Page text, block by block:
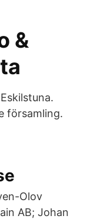
&
församling.
Olov
AB; Johan